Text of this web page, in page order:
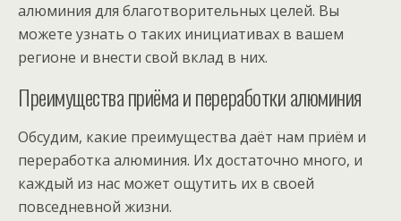
алюминия для благотворительных целей. Вы
можете узнать о таких инициативах в вашем
регионе и внести свой вклад в них.
Преимущества приёма и переработки алюминия
Обсудим, какие преимущества даёт нам приём и
переработка алюминия. Их достаточно много, и
каждый из нас может ощутить их в своей
повседневной жизни.